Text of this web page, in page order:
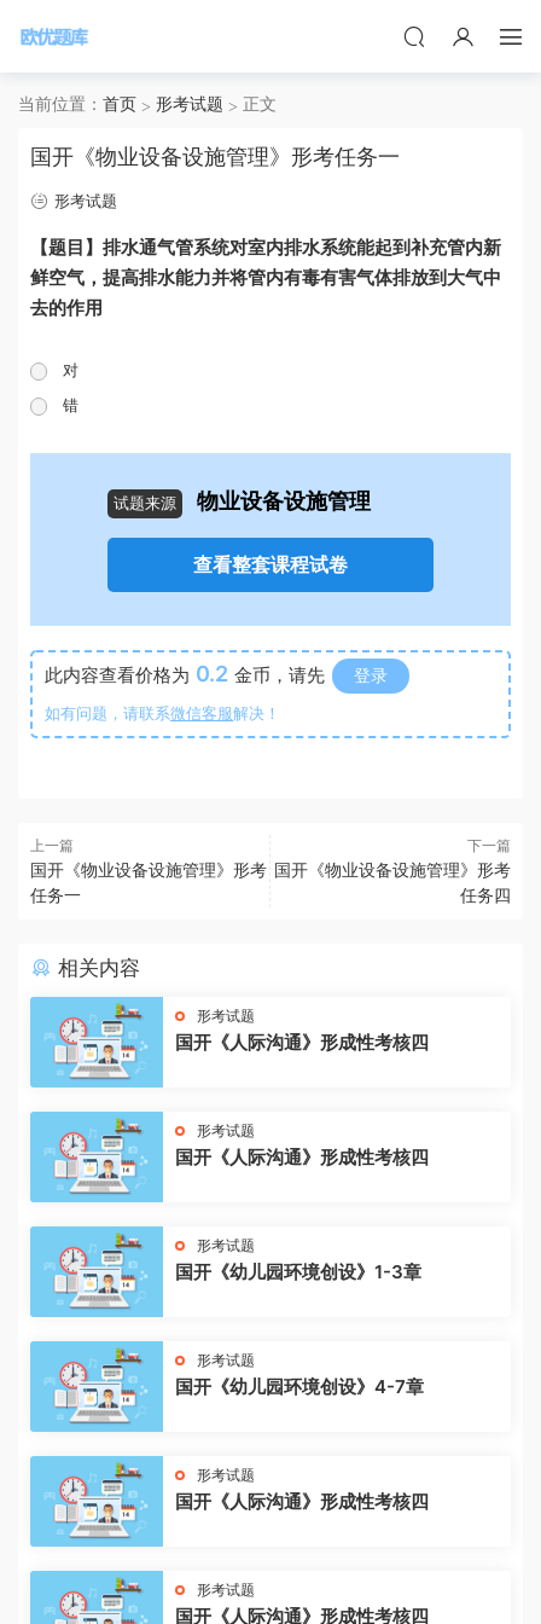
当前位置： 首页 形考试题 正文
国开《物业设备设施管理》形考任务一
形考试题
【题目】排水通气管系统对室内排水系统能起到补充管内新
鲜空气，提高排水能力并将管内有毒有害气体排放到大气中
去的作用
对
错
试题来源 物业设备设施管理
查看整套课程试卷
此内容查看价格为 0.2 金币，请先 登录
如有问题，请联系微信客服解决！
上一篇
国开《物业设备设施管理》形考
任务一
下一篇
国开《物业设备设施管理》形考
任务四
相关内容
形考试题
国开《人际沟通》形成性考核四
形考试题
国开《人际沟通》形成性考核四
形考试题
国开《幼儿园环境创设》1-3章
形考试题
国开《幼儿园环境创设》4-7章
形考试题
国开《人际沟通》形成性考核四
形考试题
国开《人际沟通》形成性考核四